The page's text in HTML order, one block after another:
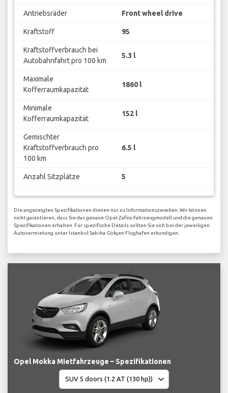
Antriebsräder Front wheel drive
Kraftstoff 95
Kraftstoffverbrauch bei
Autobahnfahrt pro 100 km
5.3 l
Maximale
Kofferraumkapazität
1860 l
Minimale
Kofferraumkapazität
152 l
Gemischter
Kraftstoffverbrauch pro
100 km
6.5 l
Anzahl Sitzplätze 5
Die angezeigten Spezifikationen dienen nur zu Informationszwecken. Wir können
nicht garantieren, dass Sie das genaue Opel Zafira-Fahrzeugmodell und die genauen
Spezifikationen erhalten. Für spezifische Details sollten Sie sich bei der jeweiligen
Autovermietung unter Istanbul Sabiha Gökçen Flughafen erkundigen.
Opel Mokka Mietfahrzeuge – Spezifikationen